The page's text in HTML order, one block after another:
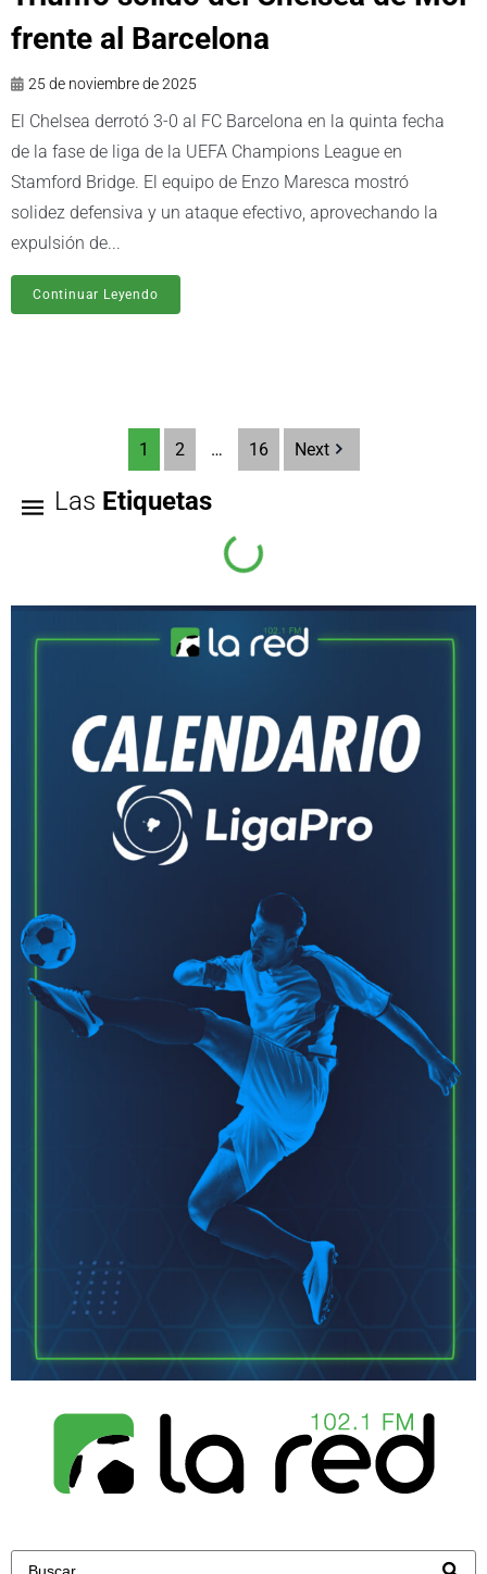
frente al Barcelona
25 de noviembre de 2025
El Chelsea derrotó 3-0 al FC Barcelona en la quinta fecha
de la fase de liga de la UEFA Champions League en
Stamford Bridge. El equipo de Enzo Maresca mostró
solidez defensiva y un ataque efectivo, aprovechando la
expulsión de...
Continuar Leyendo
1 2 … 16 Next
Las Etiquetas
El Nacional
Ecuador Aucas
Fútbol Nacional IDV
Fútbol Internacional Barcelona
Deportivo Quito La TRI
sudamericanas
Copa Libertadores
Liga Deportiva
Universitaria
Argentina FEF